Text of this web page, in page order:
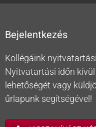
Bejelentkezés
Kollégáink
Nyitvatartási időn
lehetőségét vagy
űrlapunk segítségével!